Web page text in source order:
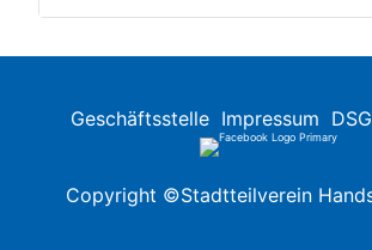
Geschäftsstelle Impressum
Copyright ©Stadtteilverein